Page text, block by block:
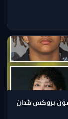
بروكس مُدان